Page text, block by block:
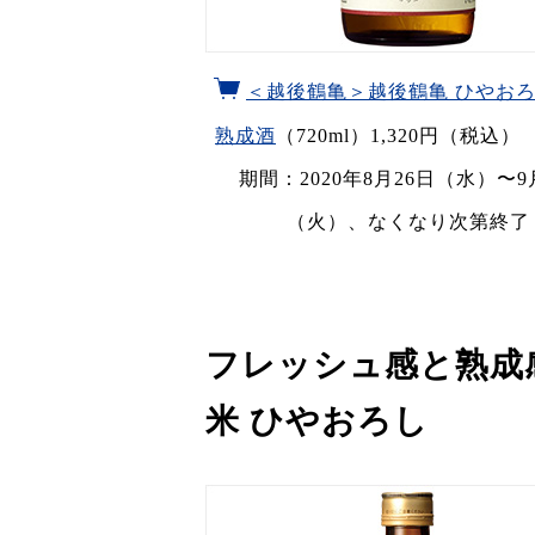
＜越後鶴亀＞越後鶴亀 ひやお
熟成酒 （720ml）1,320円（税込
期間：2020年8月26日（水）〜9
（火）、なくなり次第終了
フレッシュ感と熟
米 ひやおろし